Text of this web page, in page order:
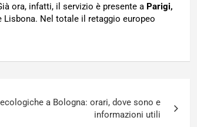
ora, infatti, il servizio è presente a Parigi,
Lisbona. Nel totale il retaggio europeo
a Bologna: orari, dove sono e
informazioni utili